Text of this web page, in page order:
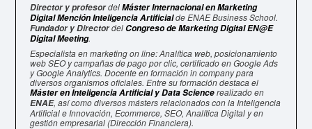
Director y profesordelMáster Internacional en Marketing
Digital Mención Inteligencia Artificialde ENAE Business School.
Fundador y DirectordelCongreso de Marketing Digital EN@E
Digital Meeting.
Especialista en marketing on line: Analítica web, posicionamiento
web SEO y campañas de pago por clic, certificado en Google Ads
y Google Analytics. Docente en formación in company para
diversos organismos oficiales. Entre su formación destaca el
Máster en Inteligencia Artificial y Data Sciencerealizado en
ENAE, así como diversos másters relacionados con la Inteligencia
Artificial e Innovación, Ecommerce, SEO, Analítica Digital y en
gestión empresarial (Dirección Financiera).